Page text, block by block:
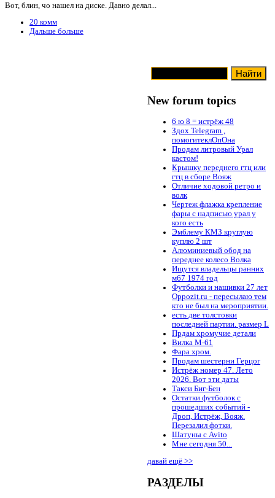
Вот, блин, чо нашел на диске. Давно делал...
20 комм
Дальше больше
New forum topics
6 ю 8 = истрёж 48
Здох Telegram ,
помогитеклОпОна
Продам литровый Урал
кастом!
Крышку переднего гтц или
гтц в сборе Вояж
Отличие ходовой ретро и
волк
Чертеж флажка крепление
фары с надписью урал у
кого есть
Эмблему КМЗ круглую
куплю 2 шт
Алюминиевый обод на
переднее колесо Волка
Ищутся владельцы ранних
м67 1974 год
Футболки и нашивки 27 лет
Oppozit.ru - пересылаю тем
кто не был на мероприятии.
есть две толстовки
последней партии. размер L
Прдам хромучие детали
Вилка М-61
Фара хром.
Продам шестерни Герцог
Истрёж номер 47. Лето
2026. Вот эти даты
Такси Биг-Бен
Остатки футболок с
прошедших событий -
Дроп, Истрёж, Вояж.
Перезалил фотки.
Шатуны с Avito
Мне сегодня 50...
давай ещё >>
РАЗДЕЛЫ